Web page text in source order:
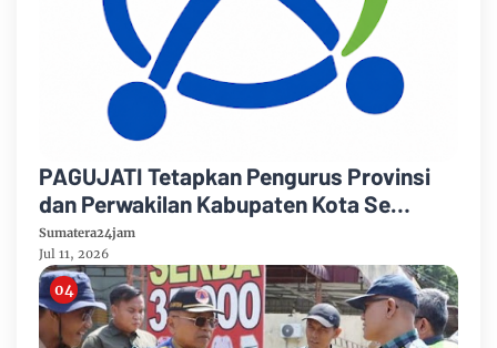
PAGUJATI Tetapkan Pengurus Provinsi
dan Perwakilan Kabupaten Kota Se
Provinsi Jambi Periode 2026–2029
Sumatera24jam
Jul 11, 2026